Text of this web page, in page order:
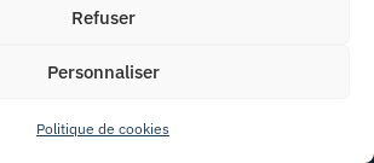
Refuser
Personnaliser
Politique de cookies
Tous droits réservés |